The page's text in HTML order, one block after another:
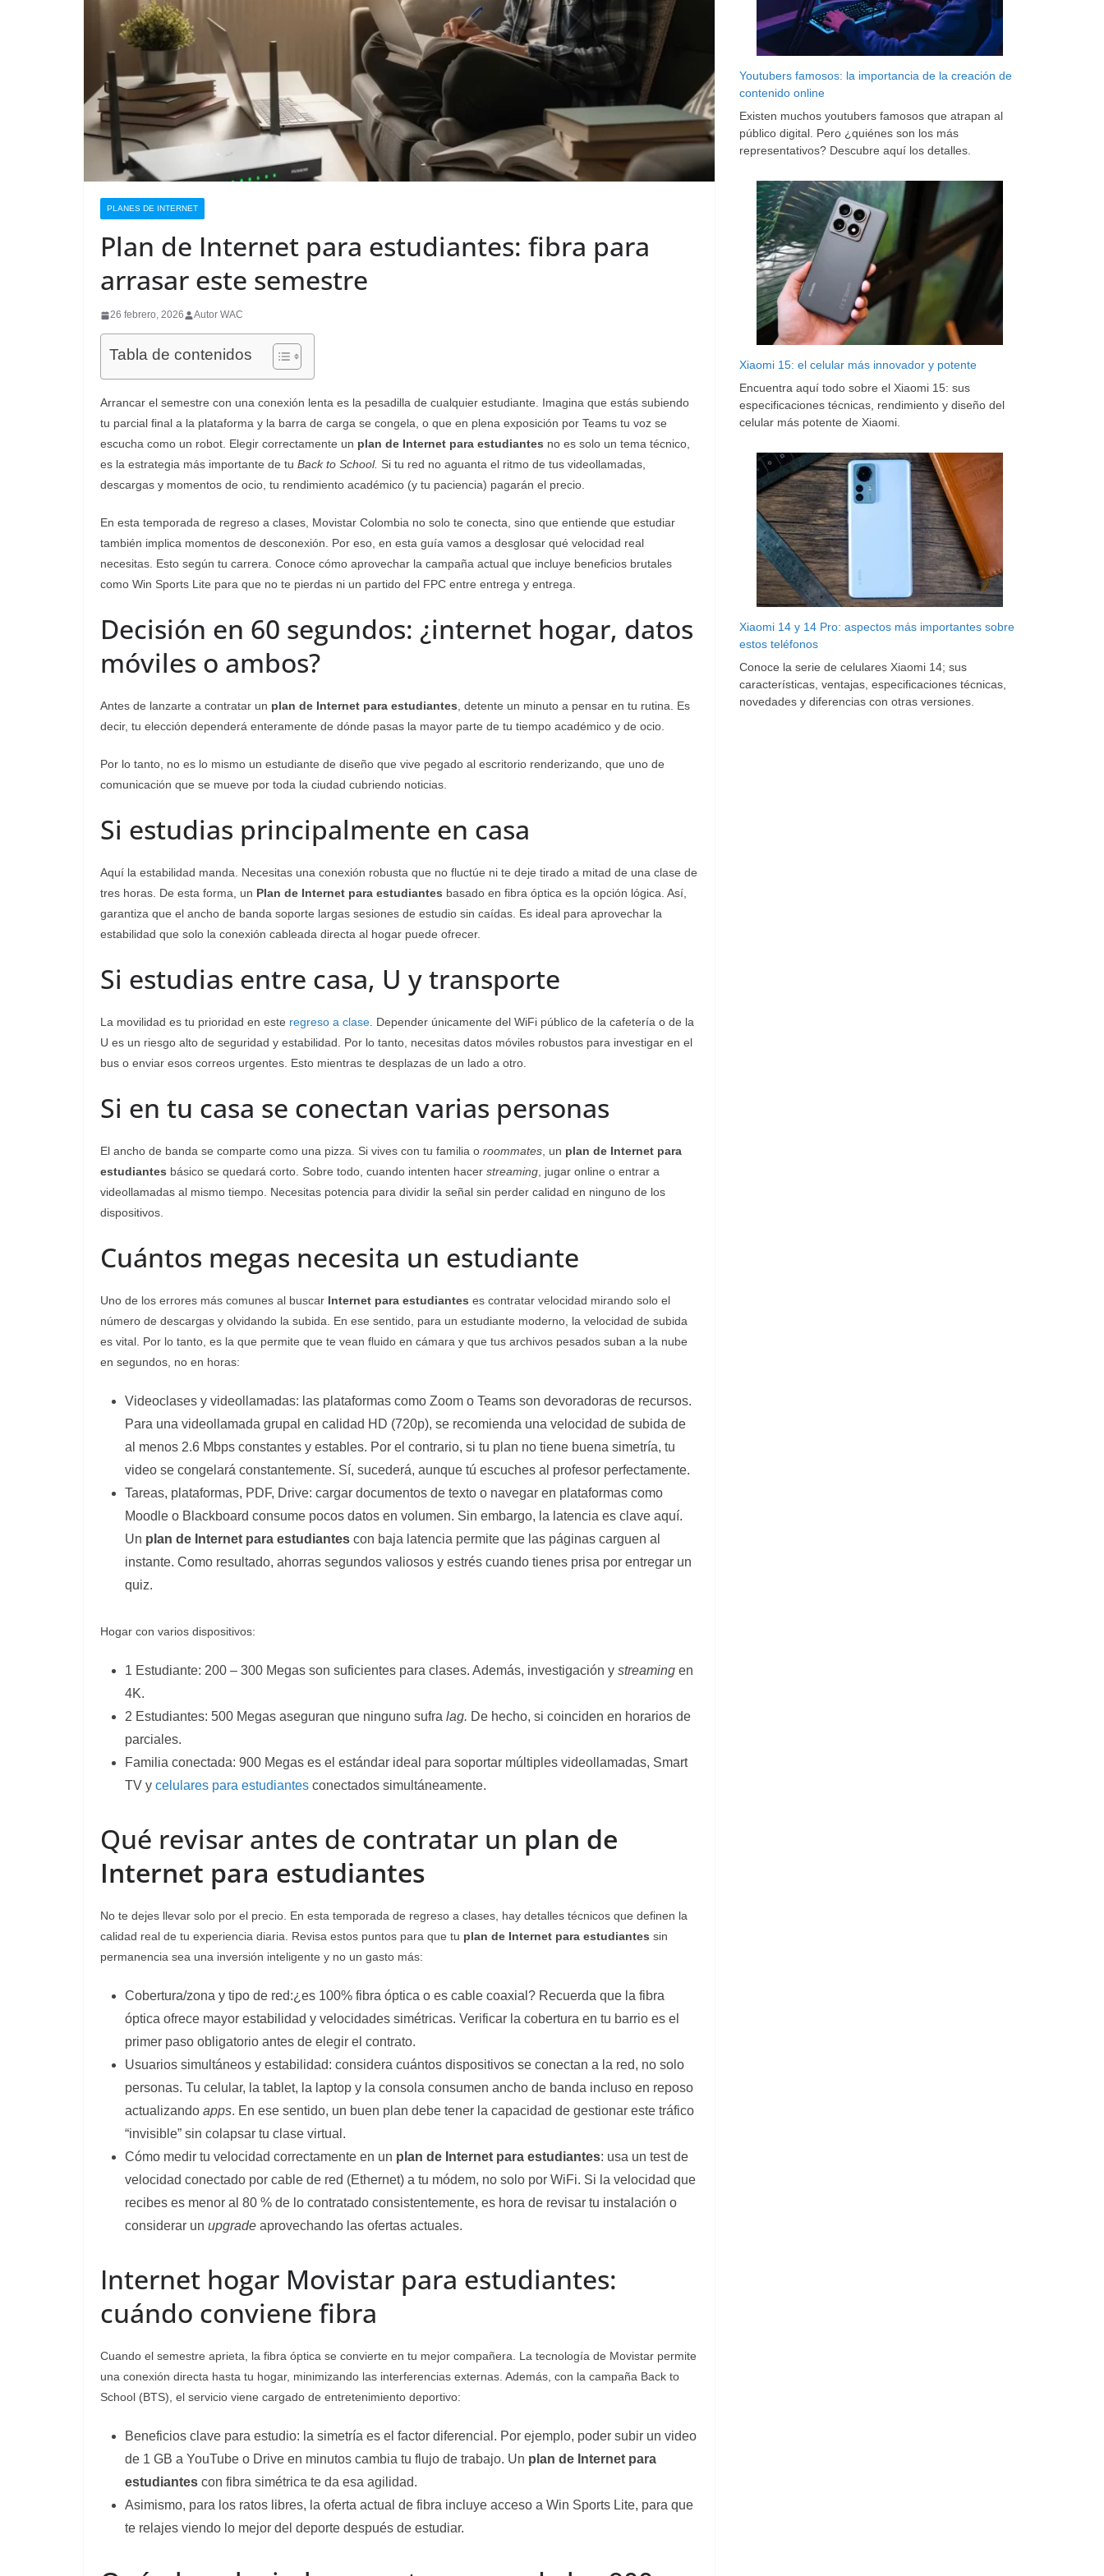
PLANES DE INTERNET
Plan de Internet para estudiantes: fibra para
arrasar este semestre
26 febrero, 2026 Autor WAC
Tabla de contenidos
Arrancar el semestre con una conexión lenta es la pesadilla de cualquier estudiante. Imagina que estás subiendo
tu parcial final a la plataforma y la barra de carga se congela, o que en plena exposición por Teams tu voz se
escucha como un robot. Elegir correctamente un plan de Internet para estudiantes no es solo un tema técnico,
es la estrategia más importante de tu Back to School. Si tu red no aguanta el ritmo de tus videollamadas,
descargas y momentos de ocio, tu rendimiento académico (y tu paciencia) pagarán el precio.
En esta temporada de regreso a clases, Movistar Colombia no solo te conecta, sino que entiende que estudiar
también implica momentos de desconexión. Por eso, en esta guía vamos a desglosar qué velocidad real
necesitas. Esto según tu carrera. Conoce cómo aprovechar la campaña actual que incluye beneficios brutales
como Win Sports Lite para que no te pierdas ni un partido del FPC entre entrega y entrega.
Decisión en 60 segundos: ¿internet hogar, datos
móviles o ambos?
Antes de lanzarte a contratar un plan de Internet para estudiantes , detente un minuto a pensar en tu rutina. Es
decir, tu elección dependerá enteramente de dónde pasas la mayor parte de tu tiempo académico y de ocio.
Por lo tanto, no es lo mismo un estudiante de diseño que vive pegado al escritorio renderizando, que uno de
comunicación que se mueve por toda la ciudad cubriendo noticias.
Si estudias principalmente en casa
Aquí la estabilidad manda. Necesitas una conexión robusta que no fluctúe ni te deje tirado a mitad de una clase de
tres horas. De esta forma, un Plan de Internet para estudiantes basado en fibra óptica es la opción lógica. Así,
garantiza que el ancho de banda soporte largas sesiones de estudio sin caídas. Es ideal para aprovechar la
estabilidad que solo la conexión cableada directa al hogar puede ofrecer.
Si estudias entre casa, U y transporte
La movilidad es tu prioridad en este regreso a clase . Depender únicamente del WiFi público de la cafetería o de la
U es un riesgo alto de seguridad y estabilidad. Por lo tanto, necesitas datos móviles robustos para investigar en el
bus o enviar esos correos urgentes. Esto mientras te desplazas de un lado a otro.
Si en tu casa se conectan varias personas
El ancho de banda se comparte como una pizza. Si vives con tu familia o roommates , un plan de Internet para
estudiantes básico se quedará corto. Sobre todo, cuando intenten hacer streaming , jugar online o entrar a
videollamadas al mismo tiempo. Necesitas potencia para dividir la señal sin perder calidad en ninguno de los
dispositivos.
Cuántos megas necesita un estudiante
Uno de los errores más comunes al buscar Internet para estudiantes es contratar velocidad mirando solo el
número de descargas y olvidando la subida. En ese sentido, para un estudiante moderno, la velocidad de subida
es vital. Por lo tanto, es la que permite que te vean fluido en cámara y que tus archivos pesados suban a la nube
en segundos, no en horas:
Videoclases y videollamadas: las plataformas como Zoom o Teams son devoradoras de recursos.
Para una videollamada grupal en calidad HD (720p), se recomienda una velocidad de subida de
al menos 2.6 Mbps constantes y estables. Por el contrario, si tu plan no tiene buena simetría, tu
video se congelará constantemente. Sí, sucederá, aunque tú escuches al profesor perfectamente.
Tareas, plataformas, PDF, Drive: cargar documentos de texto o navegar en plataformas como
Moodle o Blackboard consume pocos datos en volumen. Sin embargo, la latencia es clave aquí.
Un plan de Internet para estudiantes con baja latencia permite que las páginas carguen al
instante. Como resultado, ahorras segundos valiosos y estrés cuando tienes prisa por entregar un
quiz.
Hogar con varios dispositivos:
1 Estudiante: 200 – 300 Megas son suficientes para clases. Además, investigación y streaming en
4K.
2 Estudiantes: 500 Megas aseguran que ninguno sufra lag. De hecho, si coinciden en horarios de
parciales.
Familia conectada: 900 Megas es el estándar ideal para soportar múltiples videollamadas, Smart
TV y celulares para estudiantes conectados simultáneamente.
Qué revisar antes de contratar un plan de
Internet para estudiantes
No te dejes llevar solo por el precio. En esta temporada de regreso a clases, hay detalles técnicos que definen la
calidad real de tu experiencia diaria. Revisa estos puntos para que tu plan de Internet para estudiantes sin
permanencia sea una inversión inteligente y no un gasto más:
Cobertura/zona y tipo de red:¿es 100% fibra óptica o es cable coaxial? Recuerda que la fibra
óptica ofrece mayor estabilidad y velocidades simétricas. Verificar la cobertura en tu barrio es el
primer paso obligatorio antes de elegir el contrato.
Usuarios simultáneos y estabilidad: considera cuántos dispositivos se conectan a la red, no solo
personas. Tu celular, la tablet, la laptop y la consola consumen ancho de banda incluso en reposo
actualizando apps. En ese sentido, un buen plan debe tener la capacidad de gestionar este tráfico
“invisible” sin colapsar tu clase virtual.
Cómo medir tu velocidad correctamente en un plan de Internet para estudiantes: usa un test de
velocidad conectado por cable de red (Ethernet) a tu módem, no solo por WiFi. Si la velocidad que
recibes es menor al 80 % de lo contratado consistentemente, es hora de revisar tu instalación o
considerar un upgrade aprovechando las ofertas actuales.
Internet hogar Movistar para estudiantes:
cuándo conviene fibra
Cuando el semestre aprieta, la fibra óptica se convierte en tu mejor compañera. La tecnología de Movistar permite
una conexión directa hasta tu hogar, minimizando las interferencias externas. Además, con la campaña Back to
School (BTS), el servicio viene cargado de entretenimiento deportivo:
Beneficios clave para estudio: la simetría es el factor diferencial. Por ejemplo, poder subir un video
de 1 GB a YouTube o Drive en minutos cambia tu flujo de trabajo. Un plan de Internet para
estudiantes con fibra simétrica te da esa agilidad.
Asimismo, para los ratos libres, la oferta actual de fibra incluye acceso a Win Sports Lite, para que
te relajes viendo lo mejor del deporte después de estudiar.
Youtubers famosos: la importancia de la creación de
contenido online
Existen muchos youtubers famosos que atrapan al
público digital. Pero ¿quiénes son los más
representativos? Descubre aquí los detalles.
Xiaomi 15: el celular más innovador y potente
Encuentra aquí todo sobre el Xiaomi 15: sus
especificaciones técnicas, rendimiento y diseño del
celular más potente de Xiaomi.
Xiaomi 14 y 14 Pro: aspectos más importantes sobre
estos teléfonos
Conoce la serie de celulares Xiaomi 14; sus
características, ventajas, especificaciones técnicas,
novedades y diferencias con otras versiones.